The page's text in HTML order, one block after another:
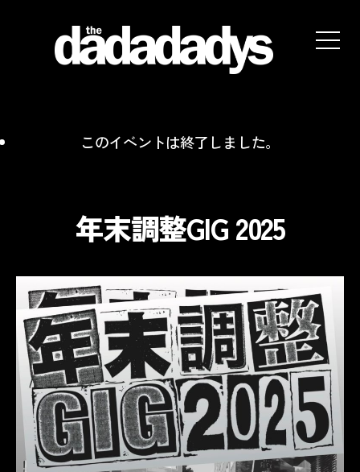
websiteこのイベントは終了しました。
年末調整GIG 2025